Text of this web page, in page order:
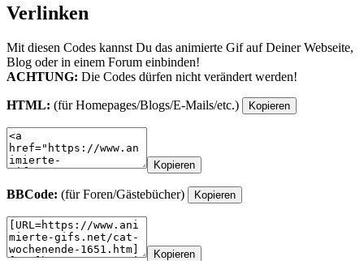
Verlinken
Mit diesen Codes kannst Du das animierte Gif auf Deiner Webseite,
Blog oder in einem Forum einbinden!
ACHTUNG: Die Codes dürfen nicht verändert werden!
HTML: (für Homepages/Blogs/E-Mails/etc.) Kopieren
Kopieren
BBCode: (für Foren/Gästebücher) Kopieren
Kopieren